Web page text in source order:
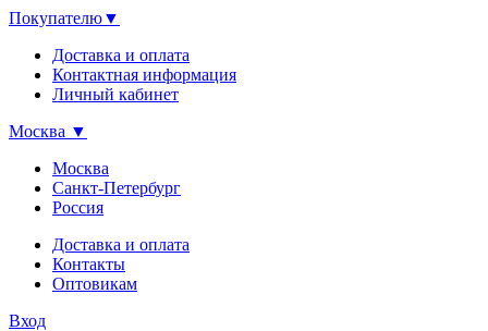
Покупателю▼
Доставка и оплата
Контактная информация
Личный кабинет
Москва ▼
Москва
Санкт-Петербург
Россия
Доставка и оплата
Контакты
Оптовикам
Вход